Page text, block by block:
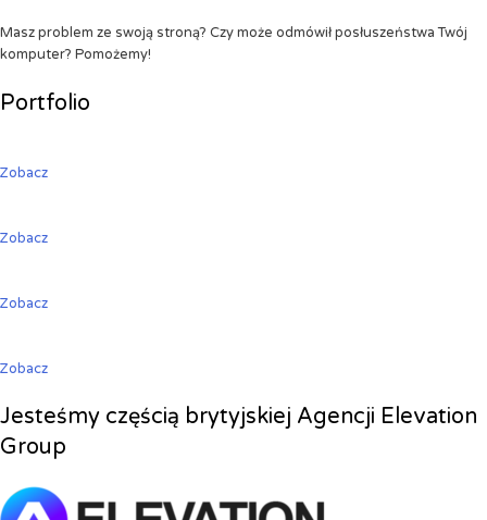
Masz problem ze swoją stroną? Czy może odmówił posłuszeństwa Twój
komputer? Pomożemy!
Portfolio
Zobacz
Zobacz
Zobacz
Zobacz
Jesteśmy częścią brytyjskiej Agencji Elevation
Group